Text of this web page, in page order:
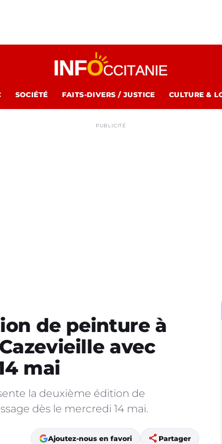
SOCIÉTÉ FAITS-DIVERS / JUSTICE CULTURE &
PUBLICITÉ
de peinture à
avec
mai
la deuxième édition de
dès le mercredi 14 mai.
Ajoutez-nous en favori share Partager